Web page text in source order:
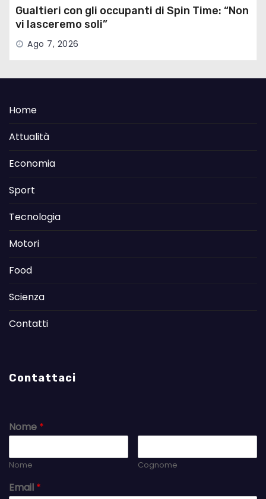
Gualtieri con gli occupanti di Spin Time: “Non
vi lasceremo soli”
Ago 7, 2026
Home
Attualità
Economia
Sport
Tecnologia
Motori
Food
Scienza
Contatti
Contattaci
Nome *
Nome Cognome
Email *